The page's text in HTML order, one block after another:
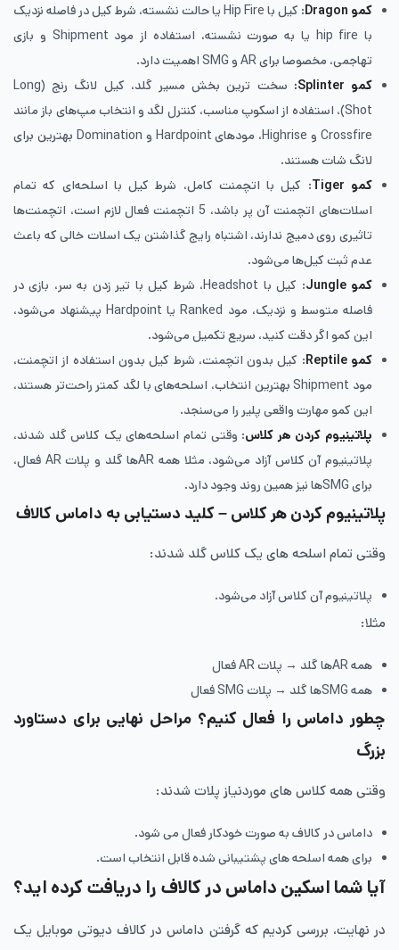
کمو Dragon
: کیل با Hip Fire یا حالت نشسته، شرط کیل در فاصله نزدیک
با hip fire یا به صورت نشسته، استفاده از مود Shipment و بازی
تهاجمی، مخصوصا برای AR و SMG اهمیت دارد.
کمو Splinter:
سخت ترین بخش مسیر گلد، کیل لانگ رنج (Long
Shot)، استفاده از اسکوپ مناسب، کنترل لگد و انتخاب مپ‌های باز مانند
Crossfire و Highrise، مودهای Hardpoint و Domination بهترین برای
لانگ شات هستند.
کمو Tiger
: کیل با اتچمنت کامل، شرط کیل با اسلحه‌ای که تمام
اسلات‌های اتچمنت آن پر باشد، 5 اتچمنت فعال لازم است، اتچمنت‌ها
تاثیری روی دمیج ندارند، اشتباه رایج گذاشتن یک اسلات خالی که باعث
عدم ثبت کیل‌ها می‌شود.
کمو Jungle
: کیل با Headshot، شرط کیل با تیر زدن به سر، بازی در
فاصله متوسط و نزدیک، مود Ranked یا Hardpoint پیشنهاد می‌شود،
این کمو اگر دقت کنید، سریع تکمیل می‌شود.
کمو Reptile
: کیل بدون اتچمنت، شرط کیل بدون استفاده از اتچمنت،
مود Shipment بهترین انتخاب، اسلحه‌های با لگد کمتر راحت‌تر هستند،
این کمو مهارت واقعی پلیر را می‌سنجد.
پلاتینیوم کردن هر کلاس: وقتی تمام اسلحه‌های یک کلاس گلد شدند،
پلاتینیوم آن کلاس آزاد می‌شود، مثلا همه ARها گلد و پلات AR فعال،
برای SMGها نیز همین روند وجود دارد.
پلاتینیوم کردن هر کلاس – کلید دستیابی به داماس کالاف
وقتی تمام اسلحه های یک کلاس گلد شدند:
پلاتینیوم آن کلاس آزاد می‌شود.
مثلا:
همه ARها گلد → پلات AR فعال
همه SMGها گلد → پلات SMG فعال
چطور داماس را فعال کنیم؟ مراحل نهایی برای دستاورد
بزرگ
وقتی همه کلاس های موردنیاز پلات شدند:
داماس در کالاف به صورت خودکار فعال می شود.
برای همه اسلحه های پشتیبانی شده قابل انتخاب است.
آیا شما اسکین داماس در کالاف را دریافت کرده اید؟
در نهایت، بررسی کردیم که گرفتن داماس در کالاف دیوتی موبایل یک